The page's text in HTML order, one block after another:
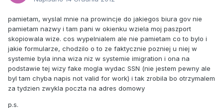
pamietam, wyslal mnie na prowincje do jakiegos biura gov nie
pamietam nazwy i tam pani w okienku wziela moj paszport
skopiowala wize. cos wypelnialem ale nie pamietam co to bylo i
jakie formularze, chodzilo o to ze faktycznie pozniej u niej w
systemie byla inna wiza niz w systemie imigration i ona na
podstawie tej wizy fake mogla wydac SSN (nie jestem pewny ale
byl tam chyba napis not valid for work) i tak zrobila bo otrzymalem
za tydzien zwykla poczta na adres domowy
p.s.